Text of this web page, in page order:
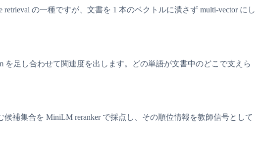
の一種ですが、文書を 1 本のベクトルに潰さず multi-vector にし
足し合わせて関連度を出します。どの単語が文書中のどこで支えら
候補集合を MiniLM reranker で採点し、その順位情報を教師信号として